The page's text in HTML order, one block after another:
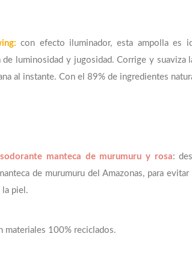
con efecto iluminador, esta ampolla es
de luminosidad y jugosidad. Corrige y suaviza
al instante. Con el 89% de ingredientes
manteca de murumuru y rosa:
de murumuru del Amazonas, para
la piel.
materiales 100% reciclados.